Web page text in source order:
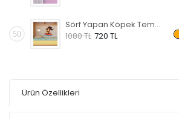
50
Sörf Yapan Köpek Temalı Duvar Sticker
1080 TL 720 TL
Ürün Özellikleri